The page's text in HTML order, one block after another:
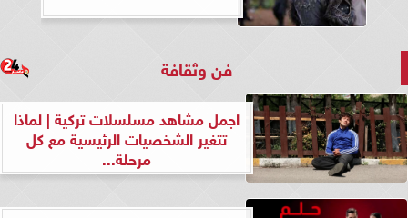
فن وثقافة
اجمل مشاهد مسلسلات تركية | لماذا
تتغير الشخصيات الرئيسية مع كل
مرحلة...